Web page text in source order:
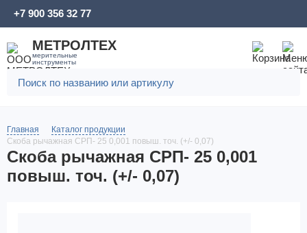
МЕТРОЛТЕХ
мерительные
инструменты
+7 900 356 32 77
Главная
Каталог продукции
Скоба рычажная СРП- 25 0,001 повыш. точ. (+/- 0,07)
Скоба рычажная СРП- 25 0,001
повыш. точ. (+/- 0,07)